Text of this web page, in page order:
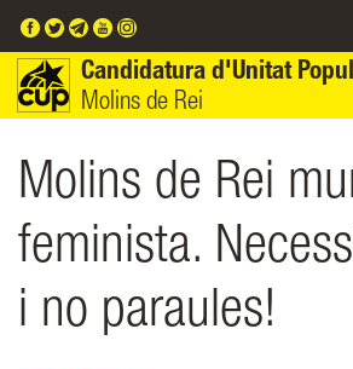
Candidatura d'Unitat
Molins de Rei
Molins de Rei
feminista.
i no paraules!